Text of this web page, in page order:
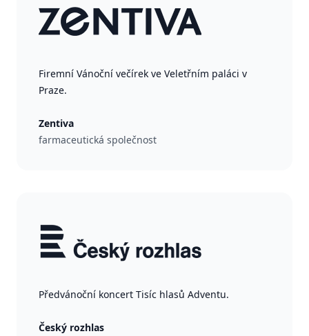
Firemní Vánoční večírek ve Veletřním paláci v
Praze.
Zentiva
farmaceutická společnost
Předvánoční koncert Tisíc hlasů Adventu.
Český rozhlas